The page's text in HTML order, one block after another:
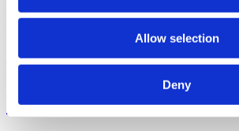
Allow selection
Deny
Pa-koncernen Rud Pedersen ökade under
lönsamheten och passerade 700 miljoner
Affärerpr
2026-07-30, 07:48
Flashback investerade bort